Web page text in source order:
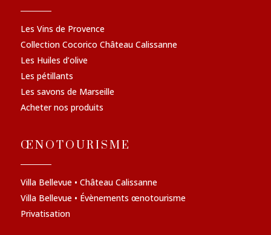
Les Vins de Provence
Collection Cocorico Château Calissanne
Les Huiles d’olive
Les pétillants
Les savons de Marseille
Acheter nos produits
ŒNOTOURISME
Villa Bellevue • Château Calissanne
Villa Bellevue • Évènements œnotourisme
Privatisation